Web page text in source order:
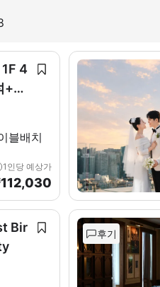
4
룸
블배치
1인당 예상가
112,030
Bir
후기